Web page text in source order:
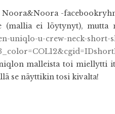
-
ei löytynyt), mutta
uniqlo-u-crew-neck-short-
malleista toi miellytti
se näyttikin tosi kivalta!